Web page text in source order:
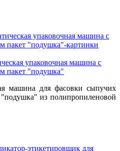
упаковочная машина с
пакет "подушка"
машина для фасовки сыпучих
из полипропиленовой